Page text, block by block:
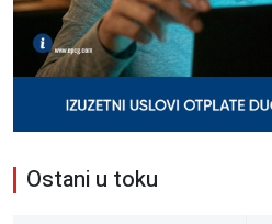
Ostani u toku